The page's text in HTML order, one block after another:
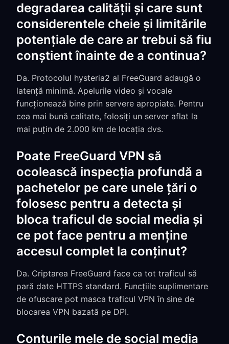
degradarea calității și care sunt
considerentele cheie și limitările
potențiale de care ar trebui să fiu
conștient înainte de a continua?
Da. Protocolul hysteria2 al FreeGuard adaugă o
latență minimă. Apelurile video și vocale
funcționează bine prin servere apropiate. Pentru
cea mai bună calitate, folosiți un server aflat la
mai puțin de 2.000 km de locația dvs.
Poate FreeGuard VPN să
ocolească inspecția profundă a
pachetelor pe care unele țări o
folosesc pentru a detecta și
bloca traficul de social media și
ce pot face pentru a menține
accesul complet la conținut?
Da. Criptarea FreeGuard face ca tot traficul să
pară date HTTPS standard. Funcțiile suplimentare
de ofuscare pot masca traficul VPN în sine de
blocarea VPN bazată pe DPI.
Conturile mele de social media